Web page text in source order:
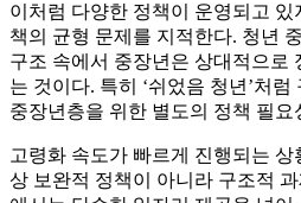
이처럼 다양한 정책이 운영되고
책의 균형 문제를 지적한다. 청년
구조 속에서 중장년은 상대적으로
는 것이다. 특히 ‘쉬었음 청년’처
중장년층을 위한 별도의 정책 필요
고령화 속도가 빠르게 진행되는 상
상 보완적 정책이 아니라 구조적